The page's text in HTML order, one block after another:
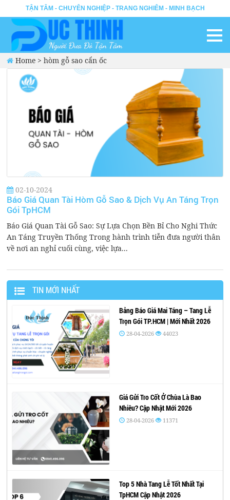
TẬN TÂM - CHUYÊN NGHIỆP - TRANG NGHIÊM - MINH BẠCH
Home >hòm gỗ sao cẩn ốc
02-10-2024
Báo Giá Quan Tài Hòm Gỗ Sao & Dịch Vụ An Táng Trọn
Gói TpHCM
Báo Giá Quan Tài Gỗ Sao: Sự Lựa Chọn Bền Bỉ Cho Nghi Thức
An Táng Truyền Thống Trong hành trình tiễn đưa người thân
về nơi an nghỉ cuối cùng, việc lựa...
TIN MỚI NHẤT
Bảng Báo Giá Mai Táng – Tang Lễ
Trọn Gói TP.HCM | Mới Nhất 2026
28-04-2026 44023
Giá Gửi Tro Cốt Ở Chùa Là Bao
Nhiêu? Cập Nhật Mới 2026
28-04-2026 11371
Top 5 Nhà Tang Lễ Tốt Nhất Tại
TpHCM Cập Nhật 2026